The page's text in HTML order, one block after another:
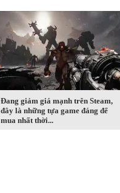
Đang giảm giá mạnh trên Steam,
đây là những tựa game đáng để
mua nhất thời...